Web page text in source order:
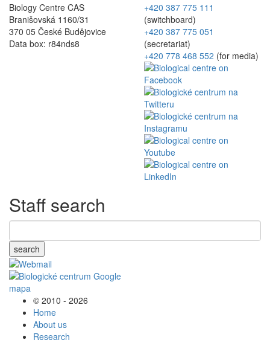
Biology Centre CAS
Branišovská 1160/31
370 05 České Budějovice
Data box: r84nds8
+420 387 775 111
(switchboard)
+420 387 775 051
(secretariat)
+420 778 468 552 (for media)
Staff search
search
© 2010 - 2026
Home
About us
Research